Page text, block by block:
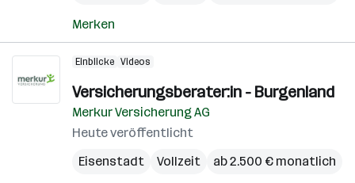
Merken
Einblicke Videos
Versicherungsberater:in - Burgenland
Merkur Versicherung AG
Heute veröffentlicht
Eisenstadt
Vollzeit ab 2.500 € monatlich